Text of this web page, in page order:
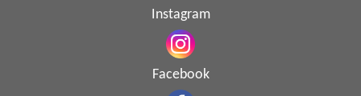
Instagram
Facebook